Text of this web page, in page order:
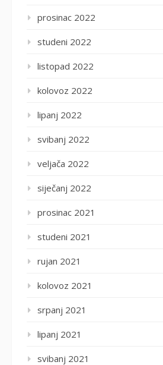
prosinac 2022
studeni 2022
listopad 2022
kolovoz 2022
lipanj 2022
svibanj 2022
veljača 2022
siječanj 2022
prosinac 2021
studeni 2021
rujan 2021
kolovoz 2021
srpanj 2021
lipanj 2021
svibanj 2021